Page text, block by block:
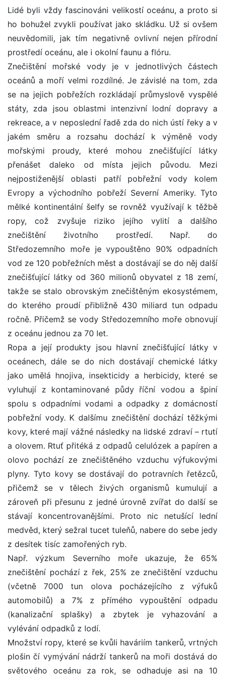
Lidé byli vždy fascinováni velikostí oceánu, a proto si
ho bohužel zvykli používat jako skládku. Už si ovšem
neuvědomili, jak tím negativně ovlivní nejen přírodní
prostředí oceánu, ale i okolní faunu a flóru.
Znečištění mořské vody je v jednotlivých částech
oceánů a moří velmi rozdílné. Je závislé na tom, zda
se na jejich pobřežích rozkládají průmyslově vyspělé
státy, zda jsou oblastmi intenzivní lodní dopravy a
rekreace, a v neposlední řadě zda do nich ústí řeky a v
jakém směru a rozsahu dochází k výměně vody
mořskými proudy, které mohou znečišťující látky
přenášet daleko od místa jejich původu. Mezi
nejpostiženější oblasti patří pobřežní vody kolem
Evropy a východního pobřeží Severní Ameriky. Tyto
mělké kontinentální šelfy se rovněž využívají k těžbě
ropy, což zvyšuje riziko jejího vylití a dalšího
znečištění životního prostředí. Např. do
Středozemního moře je vypouštěno 90% odpadních
vod ze 120 pobřežních měst a dostávají se do něj další
znečišťující látky od 360 milionů obyvatel z 18 zemí,
takže se stalo obrovským znečištěným ekosystémem,
do kterého proudí přibližně 430 miliard tun odpadu
ročně. Přičemž se vody Středozemního moře obnovují
z oceánu jednou za 70 let.
Ropa a její produkty jsou hlavní znečišťující látky v
oceánech, dále se do nich dostávají chemické látky
jako umělá hnojiva, insekticidy a herbicidy, které se
vyluhují z kontaminované půdy říční vodou a špiní
spolu s odpadními vodami a odpadky z domácností
pobřežní vody. K dalšímu znečištění dochází těžkými
kovy, které mají vážné následky na lidské zdraví – rtutí
a olovem. Rtuť přitéká z odpadů celulózek a papíren a
olovo pochází ze znečištěného vzduchu výfukovými
plyny. Tyto kovy se dostávají do potravních řetězců,
přičemž se v tělech živých organismů kumulují a
zároveň při přesunu z jedné úrovně zvířat do další se
stávají koncentrovanějšími. Proto nic netušící lední
medvěd, který sežral tucet tuleňů, nabere do sebe jedy
z desítek tisíc zamořených ryb.
Např. výzkum Severního moře ukazuje, že 65%
znečištění pochází z řek, 25% ze znečištění vzduchu
(včetně 7000 tun olova pocházejícího z výfuků
automobilů) a 7% z přímého vypouštění odpadu
(kanalizační splašky) a zbytek je vyhazování a
vylévání odpadků z lodí.
Množství ropy, které se kvůli haváriím tankerů, vrtných
plošin čí vymývání nádrží tankerů na moři dostává do
světového oceánu za rok, se odhaduje asi na 10